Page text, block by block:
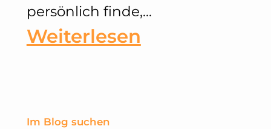
persönlich finde,…
Weiterlesen
Im Blog suchen